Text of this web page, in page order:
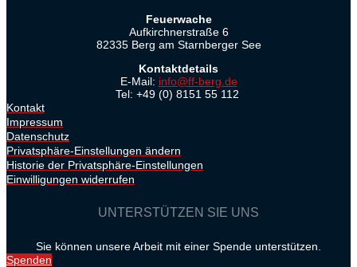
Feuerwache
Aufkirchnerstraße 6
82335 Berg am Starnberger See
Kontaktdetails
E-Mail: info@ff-berg.de
Tel: +49 (0) 8151 55 112
Kontakt
Impressum
Datenschutz
Privatsphäre-Einstellungen ändern
Historie der Privatsphäre-Einstellungen
Einwilligungen widerrufen
UNTERSTÜTZEN SIE UNS
Sie können unsere Arbeit mit einer Spende unterstützen.
Spenden